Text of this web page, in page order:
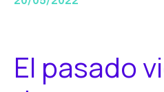
El pasado